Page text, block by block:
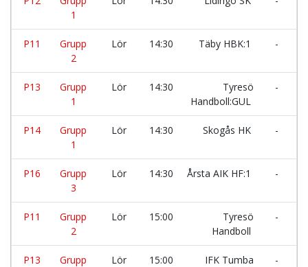
1
P11
Grupp
2
Lör 14:30 Täby HBK:1 -
P13
Grupp
1
Lör 14:30
Tyresö
Handboll:GUL
-
P14
Grupp
1
Lör 14:30 Skogås HK -
P16
Grupp
3
Lör 14:30 Årsta AIK HF:1 -
P11
Grupp
2
Lör 15:00
Tyresö
Handboll
-
P13
Grupp
Lör 15:00
IFK Tumba
-